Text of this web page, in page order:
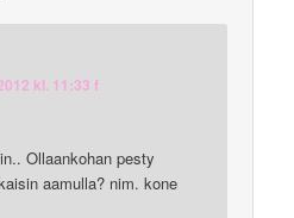
kl. 11:33 f
Ollaankohan pesty
aamulla? nim. kone